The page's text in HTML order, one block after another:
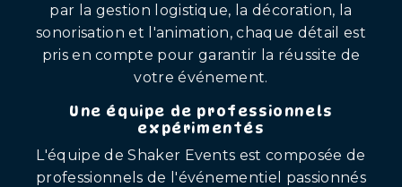
par la gestion logistique, la décoration, la
sonorisation et l'animation, chaque détail est
pris en compte pour garantir la réussite de
votre événement.
Une équipe de professionnels
expérimentés
L'équipe de Shaker Events est composée de
professionnels de l'événementiel passionnés